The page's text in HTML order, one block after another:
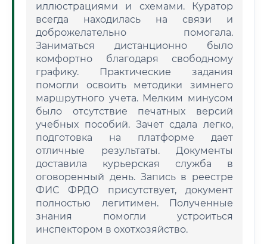
иллюстрациями и схемами. Куратор
всегда находилась на связи и
доброжелательно помогала.
Заниматься дистанционно было
комфортно благодаря свободному
графику. Практические задания
помогли освоить методики зимнего
маршрутного учета. Мелким минусом
было отсутствие печатных версий
учебных пособий. Зачет сдала легко,
подготовка на платформе дает
отличные результаты. Документы
доставила курьерская служба в
оговоренный день. Запись в реестре
ФИС ФРДО присутствует, документ
полностью легитимен. Полученные
знания помогли устроиться
инспектором в охотхозяйство.